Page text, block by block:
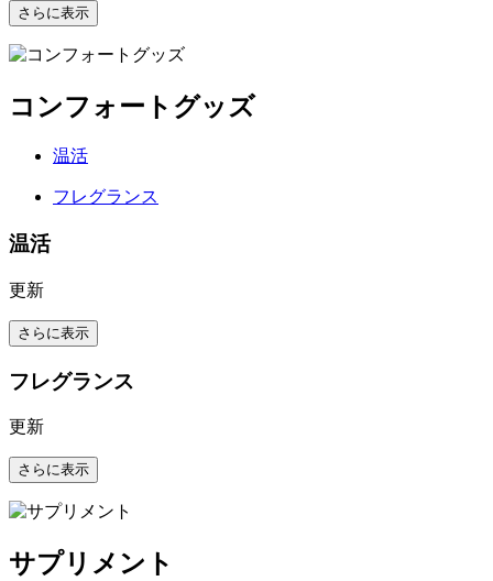
さらに表示
コンフォートグッズ
温活
フレグランス
温活
更新
さらに表示
フレグランス
更新
さらに表示
サプリメント